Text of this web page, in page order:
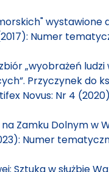
wystawione
Numer
„wyobrażeń ludzi
Przyczynek do
Novus: Nr 4
Zamku Dolnym w
Numer